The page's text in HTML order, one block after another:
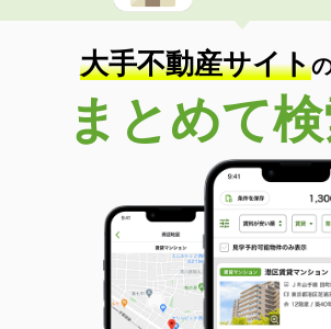
大手不動産サイト
まとめて検